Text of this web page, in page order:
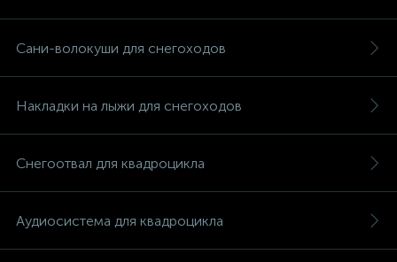
Сани-волокуши для снегоходов
Накладки на лыжи для снегоходов
Снегоотвал для квадроцикла
Аудиосистема для квадроцикла